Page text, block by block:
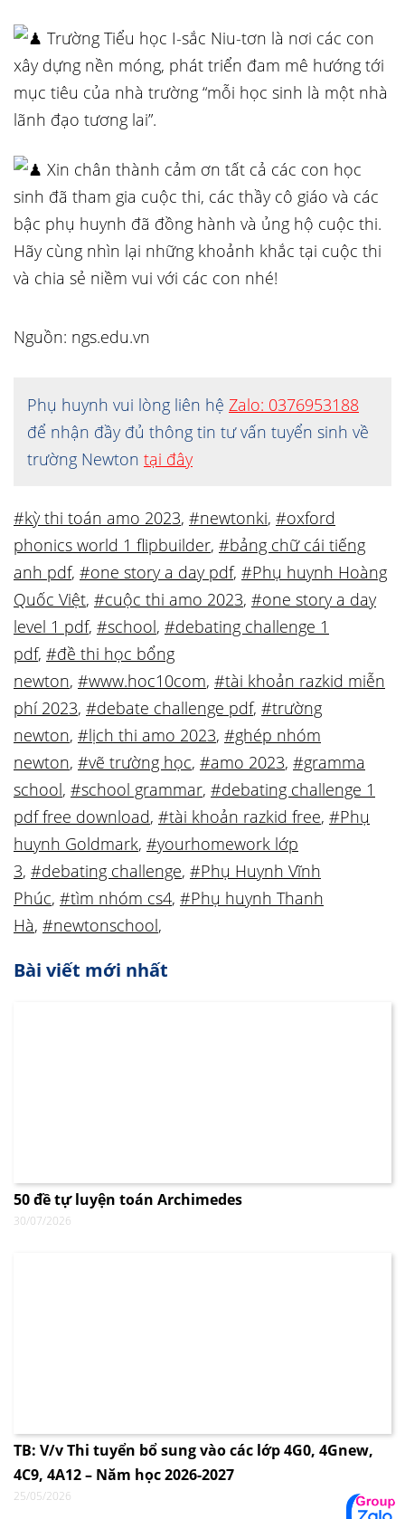
Trường Tiểu học I-sắc Niu-tơn là nơi các con
xây dựng nền móng, phát triển đam mê hướng tới
mục tiêu của nhà trường “mỗi học sinh là một nhà
lãnh đạo tương lai”.
Xin chân thành cảm ơn tất cả các con học
sinh đã tham gia cuộc thi, các thầy cô giáo và các
bậc phụ huynh đã đồng hành và ủng hộ cuộc thi.
Hãy cùng nhìn lại những khoảnh khắc tại cuộc thi
và chia sẻ niềm vui với các con nhé!
Nguồn: ngs.edu.vn
Phụ huynh vui lòng liên hệ Zalo: 0376953188
để nhận đầy đủ thông tin tư vấn tuyển sinh về
trường Newton tại đây
#kỳ thi toán amo 2023, #newtonki, #oxford
phonics world 1 flipbuilder, #bảng chữ cái tiếng
anh pdf, #one story a day pdf, #Phụ huynh Hoàng
Quốc Việt, #cuộc thi amo 2023, #one story a day
level 1 pdf, #school, #debating challenge 1
pdf, #đề thi học bổng
newton, #www.hoc10com, #tài khoản razkid miễn
phí 2023, #debate challenge pdf, #trường
newton, #lịch thi amo 2023, #ghép nhóm
newton, #vẽ trường học, #amo 2023, #gramma
school, #school grammar, #debating challenge 1
pdf free download, #tài khoản razkid free, #Phụ
huynh Goldmark, #yourhomework lớp
3, #debating challenge, #Phụ Huynh Vĩnh
Phúc, #tìm nhóm cs4, #Phụ huynh Thanh
Hà, #newtonschool,
Bài viết mới nhất
50 đề tự luyện toán Archimedes
30/07/2026
TB: V/v Thi tuyển bổ sung vào các lớp 4G0, 4Gnew,
4C9, 4A12 – Năm học 2026-2027
25/05/2026